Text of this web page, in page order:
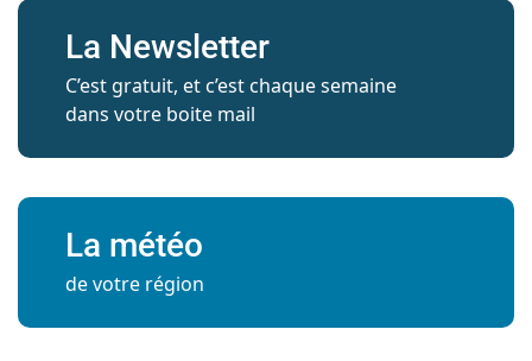
La Newsletter
C’est gratuit, et c’est chaque semaine
dans votre boite mail
La météo
de votre région